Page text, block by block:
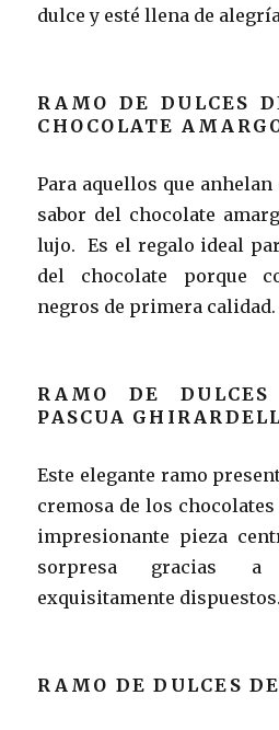
dulce y esté llena de
RAMO DE DULCES
CHOCOLATE
Para aquellos que
sabor del chocolate
lujo. Es el regalo ideal
del chocolate porque
negros de primera calidad.
RAMO DE
PASCUA
Este elegante ramo
cremosa de los
impresionante pieza
sorpresa gracias a
exquisitamente dispuestos.
RAMO DE DULCES